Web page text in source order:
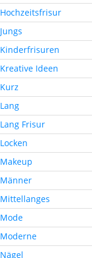
Hochzeitsfrisur
Jungs
Kinderfrisuren
Kreative Ideen
Kurz
Lang
Lang Frisur
Locken
Makeup
Männer
Mittellanges
Mode
Moderne
Nägel